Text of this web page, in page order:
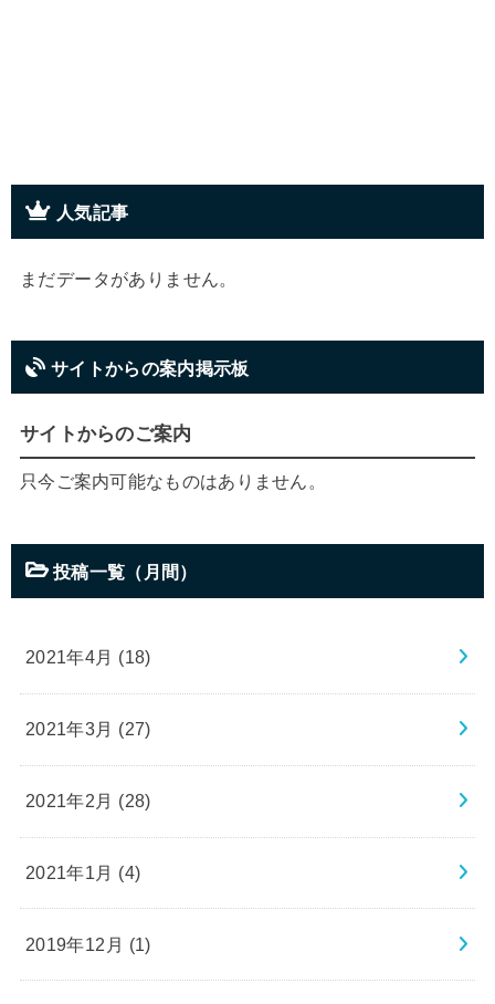
人気記事
まだデータがありません。
サイトからの案内掲示板
サイトからのご案内
只今ご案内可能なものはありません。
投稿一覧（月間）
2021年4月 (18)
2021年3月 (27)
2021年2月 (28)
2021年1月 (4)
2019年12月 (1)